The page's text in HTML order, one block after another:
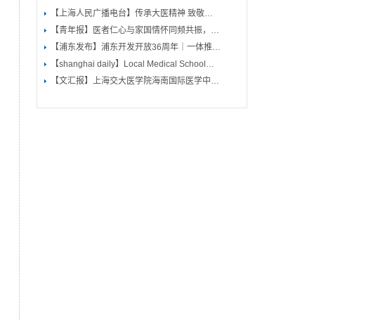
【上海人民广播电台】传承大医精神 致敬…
【青年报】医者仁心与家国情怀同频共振，…
【浦东发布】浦东开发开放36周年｜一体推…
【shanghai daily】Local Medical School…
【文汇报】上海交大医学院海南国际医学中…